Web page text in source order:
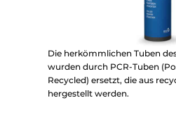
Die herkömmlichen Tuben
wurden durch PCR-Tuben
Recycled) ersetzt, die aus
hergestellt werden.